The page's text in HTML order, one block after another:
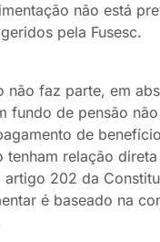
não está
pela Fusesc.
não faz parte, em
fundo de pensão
de
tenham relação
202 da
é baseado na